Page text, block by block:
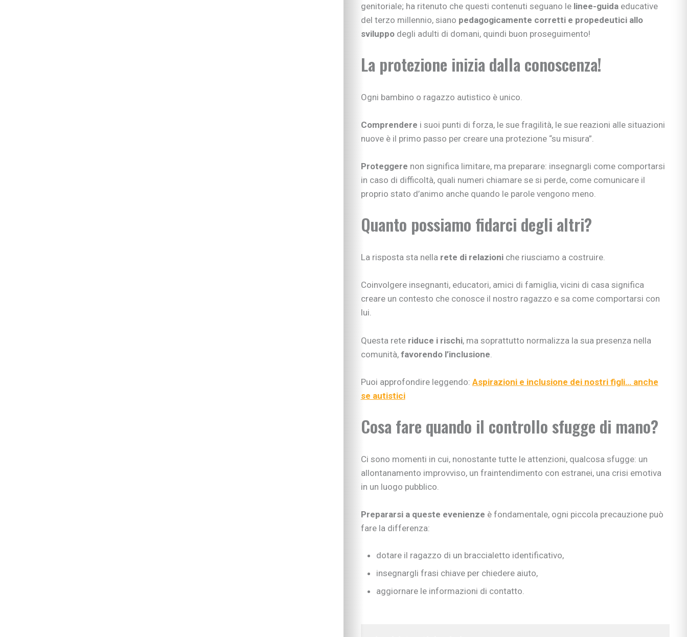
IN EVIDENZA
Figli in crescita
Figli con bisogni speciali
Neonati e prima infanzia
Sviluppo cognitivo e apprendimento
Linguaggio
Imparare divertendosi
Scarabocchi e disegni
Consigli di lettura
Tempo libero
Lo spazio d’ascolto
Essere famiglia
Rapporto genitori-figli
Nipoti e nonni
Vivere con cani, gatti & co.
Sicurezza dentro e fuori casa
genitoriale; ha ritenuto che questi contenuti seguano le linee-guidaeducative
del terzo millennio, siano pedagogicamente corretti e propedeutici allo
sviluppodegli adulti di domani, quindi buon proseguimento!
La protezione inizia dalla conoscenza!
Ogni bambino o ragazzo autistico è unico.
Comprendere i suoi punti di forza, le sue fragilità, le sue reazioni alle situazioni
nuove è il primo passo per creare una protezione “su misura”.
Proteggere non significa limitare, ma preparare: insegnargli come comportarsi
in caso di difficoltà, quali numeri chiamare se si perde, come comunicare il
proprio stato d’animo anche quando le parole vengono meno.
Quanto possiamo fidarci degli altri?
La risposta sta nella rete di relazioniche riusciamo a costruire.
Coinvolgere insegnanti, educatori, amici di famiglia, vicini di casa significa
creare un contesto che conosce il nostro ragazzo e sa come comportarsi con
lui.
Questa rete riduce i rischi, ma soprattutto normalizza la sua presenza nella
comunità, favorendo l’inclusione
Puoi approfondire leggendo: Aspirazioni e inclusione dei nostri figli… anche
se autistici
Cosa fare quando il controllo sfugge di mano?
Ci sono momenti in cui, nonostante tutte le attenzioni, qualcosa sfugge: un
allontanamento improvviso, un fraintendimento con estranei, una crisi emotiva
in un luogo pubblico.
Prepararsi a queste evenienze è fondamentale, ogni piccola precauzione può
fare la differenza:
dotare il ragazzo di un braccialetto identificativo,
insegnargli frasi chiave per chiedere aiuto,
aggiornare le informazioni di contatto.